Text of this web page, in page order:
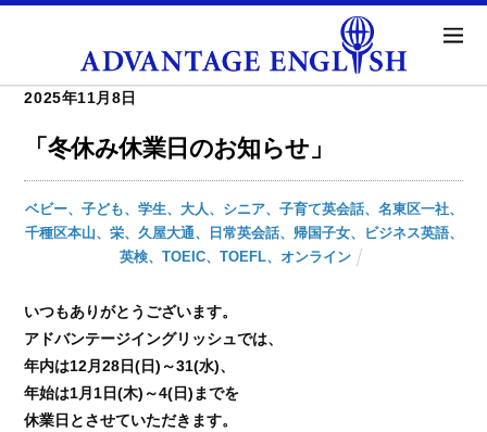
2025年11月8日
「冬休み休業日のお知らせ」
ベビー、子ども、学生、大人、シニア、子育て英会話、名東区一社、
千種区本山、栄、久屋大通、日常英会話、帰国子女、ビジネス英語、
英検、TOEIC、TOEFL、オンライン
いつもありがとうございます。
アドバンテージイングリッシュでは、
年内は12月28日(日)～31(水)、
年始は1月1日(木)～4(日)までを
休業日とさせていただきます。